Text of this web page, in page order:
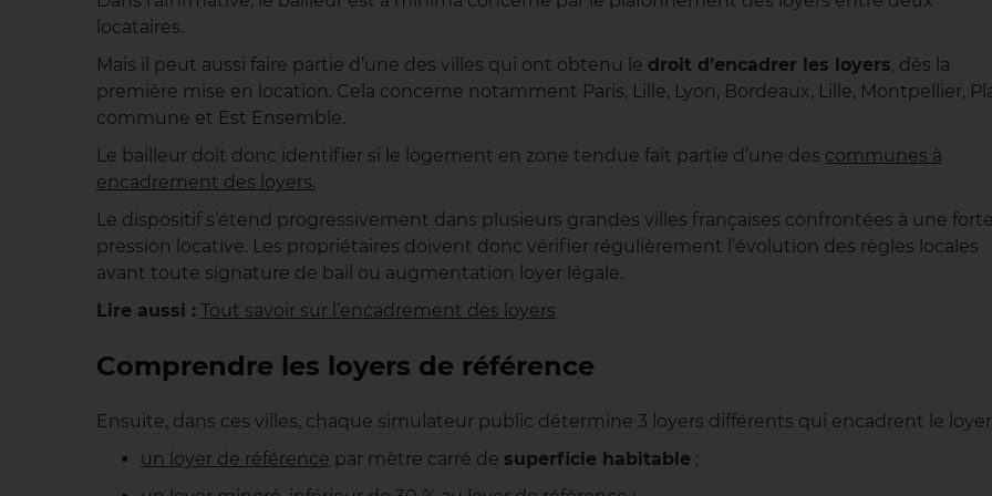
locataires.
Mais il peut aussi faire partie d’une des villes qui ont obtenu le droit d’encadrer les loyers, dès la
première mise en location. Cela concerne notamment Paris, Lille, Lyon, Bordeaux, Lille, Montpellier,
commune et Est Ensemble.
Le bailleur doit donc identifier si le logement en zone tendue fait partie d’une des communes à
encadrement des loyers.
Le dispositif s’étend progressivement dans plusieurs grandes villes françaises confrontées à une forte
pression locative. Les propriétaires doivent donc vérifier régulièrement l’évolution des règles locales
avant toute signature de bail ou augmentation loyer légale.
Lire aussi : Tout savoir sur l’encadrement des loyers
Comprendre les loyers de référence
Ensuite, dans ces villes, chaque simulateur public détermine 3 loyers différents qui encadrent le loyer
un loyer de référence par mètre carré de superficie habitable ;